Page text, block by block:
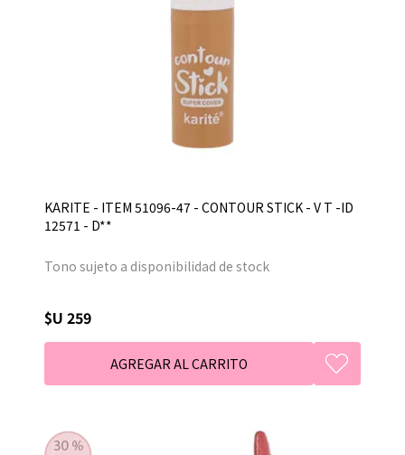
KARITE - ITEM 51096-47 - CONTOUR STICK - V T -ID
12571 - D**
Tono sujeto a disponibilidad de stock
$U 259